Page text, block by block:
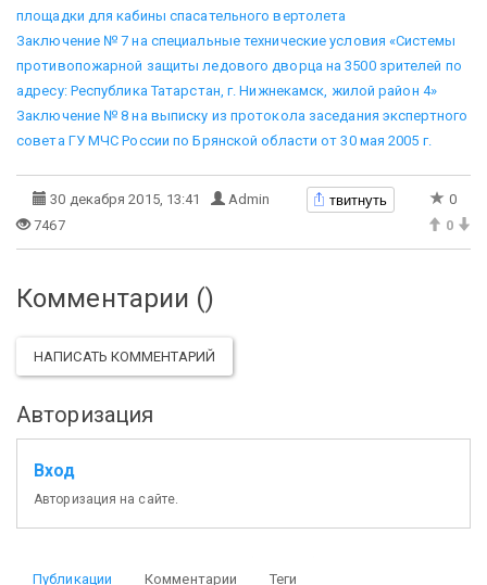
площадки для кабины спасательного вертолета
Заключение № 7 на специальные технические условия «Системы
противопожарной защиты ледового дворца на 3500 зрителей по
адресу: Республика Татарстан, г. Нижнекамск, жилой район 4»
Заключение № 8 на выписку из протокола заседания экспертного
совета ГУ МЧС России по Брянской области от 30 мая 2005 г.
30 декабря 2015, 13:41 Admin твитнуть
0
7467
0
Комментарии ()
НАПИСАТЬ КОММЕНТАРИЙ
Авторизация
Вход
Авторизация на сайте.
Публикации Комментарии Теги